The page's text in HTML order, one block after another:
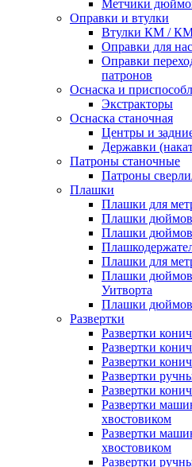
Метчики
Оправки и втулки
Втулки КМ / КМ
Оправки для
Оправки
патронов
Оснаска и
Экстракторы
Оснаска станочная
Центры и
Державки
Патроны станочные
Патроны
Плашки
Плашки для
Плашки
Плашки
Плашки для
Плашки
Уитворта
Плашки
Развертки
Развертки
Развертки
Развертки
Развертки
Развертки
Развертки
хвостовиком
Развертки
хвостовиком
Развертки